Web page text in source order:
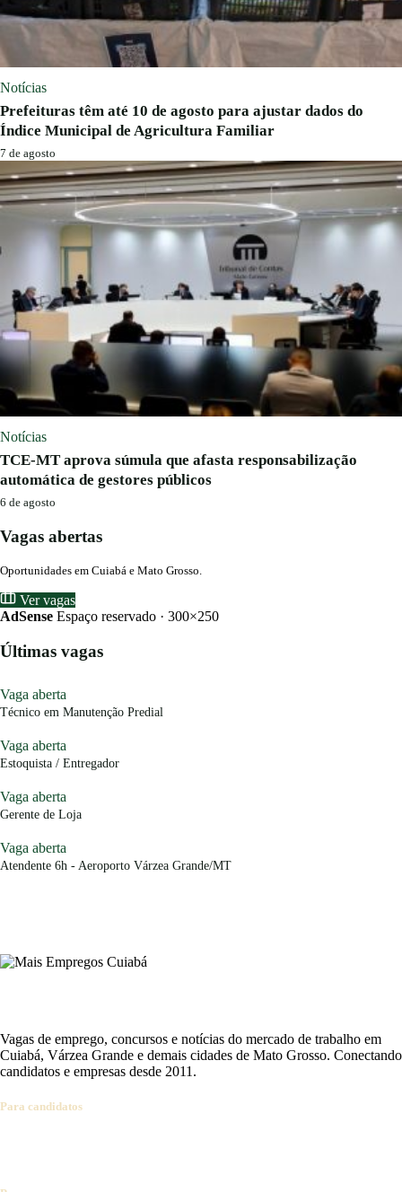
Notícias
Prefeituras têm até 10 de agosto para ajustar dados do
Índice Municipal de Agricultura Familiar
7 de agosto
Notícias
TCE-MT aprova súmula que afasta responsabilização
automática de gestores públicos
6 de agosto
Vagas abertas
Oportunidades em Cuiabá e Mato Grosso.
Ver vagas
AdSense Espaço reservado · 300×250
Últimas vagas
Vaga aberta
Técnico em Manutenção Predial
Vaga aberta
Estoquista / Entregador
Vaga aberta
Gerente de Loja
Vaga aberta
Atendente 6h - Aeroporto Várzea Grande/MT
Vagas de emprego, concursos e notícias do mercado de trabalho em
Cuiabá, Várzea Grande e demais cidades de Mato Grosso. Conectando
candidatos e empresas desde 2011.
Para candidatos